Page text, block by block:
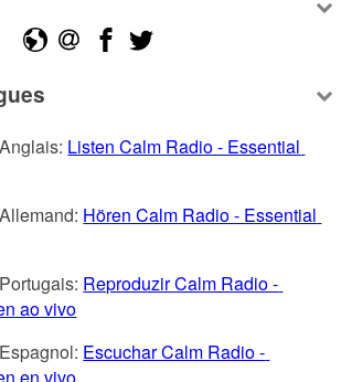
Listen Calm Radio - Essential
Hören Calm Radio - Essential
Reproduzir Calm Radio -
ao vivo
Escuchar Calm Radio -
en vivo